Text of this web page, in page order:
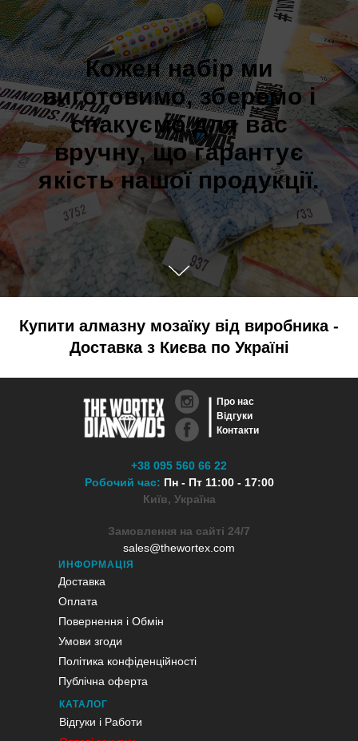
Кожен набір ми
виготовимо, зберемо і
спакуємо для вас
вручну, що гарантує
якість нашої продукції.
Купити алмазну мозаїку від виробника -
Доставка з Києва по Україні
ИНФОРМАЦІЯ
Доставка
Оплата
Повернення і Обмін
Умови згоди
Політика конфіденційності
Публічна оферта
КАТАЛОГ
Відгуки і Работи
+38 095 560 66 22
Робочий час: Пн - Пт 11:00 - 17:00
Київ, Україна
Замовлення на сайті 24/7
sales@thewortex.com
Про нас
Відгуки
Контакти